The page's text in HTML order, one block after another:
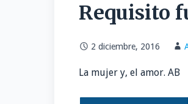
Requisito
2 diciembre, 2016
La mujer y, el amor. AB